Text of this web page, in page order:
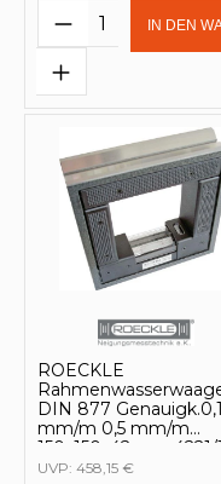
ProduktIN DEN
ROECKLE
DIN 877 Genauigk.0,1
mm/m 0,5 mm/m
150x150x42cm - 4221/
UVP: 458,15 €